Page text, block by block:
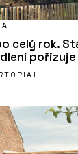
celý rok.